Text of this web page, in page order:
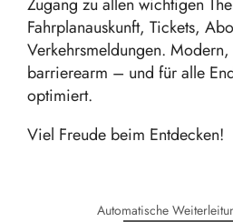
Fahrplanauskunft, Tickets,
Verkehrsmeldungen.
barrierearm – und für alle
optimiert.
Viel Freude beim Entdecken!
Automatische